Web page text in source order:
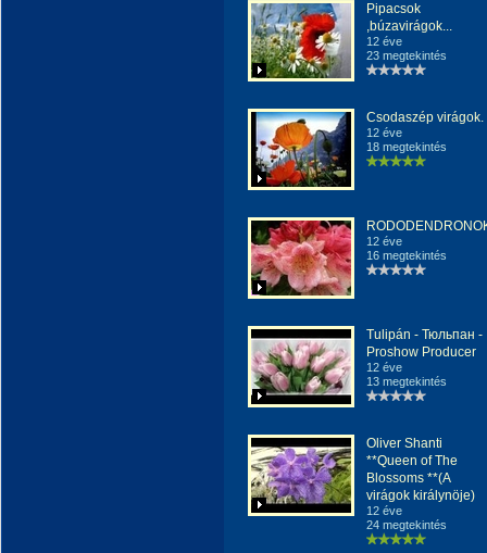
Pipacsok
,búzavirágok...
12 éve
23 megtekintés
Csodaszép virágok.
12 éve
18 megtekintés
12 éve
16 megtekintés
Tulipán - Тюльпан -
Proshow Producer
12 éve
13 megtekintés
Oliver Shanti
**Queen of The
Blossoms **(A
virágok királynöje)
12 éve
24 megtekintés